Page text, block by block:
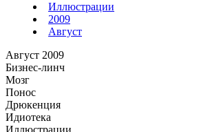
Иллюстрации
2009
Август
Август 2009
Бизнес-линч
Мозг
Понос
Дрюкенция
Идиотека
Иллюстрации